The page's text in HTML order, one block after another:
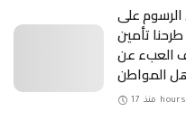
على
تأمين
العبء عن
المواطن
منذ 17 hours